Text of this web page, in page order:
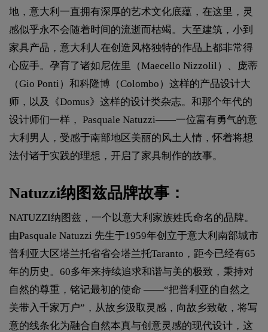
地，意大利一直拥有深厚的艺术文化底蕴，在这里，灵
感似乎永不会随着时间的流逝而枯竭。大至建筑，小到
家具产品，意大利人在创造风格独特的作品上都非常得
心应手。孕育了诸如尼佐里（Maecello Nizzolil）、庞蒂
（Gio Ponti）和科隆博（Colombo）这样的产品设计大
师，以及《Domus》这样的设计类杂志。和那个年代的
设计师们一样， Pasquale Natuzzi——一位富有勇气的意
大利男人，受感于南部地区美丽的风土人情，怀着将想
法付诸于实践的理想，开启了家具制作的故事。
Natuzzi纳图兹品牌故事：
NATUZZI纳图兹，一个以意大利家族姓氏命名的品牌。
由Pasquale Natuzzi 先生于1959年创立于意大利南部城市
普利亚大区塔兰托省省会塔兰托Taranto，距今已经有65
年的历史。60多年来持续追求和谐与美的极致，秉持对
自然的尊重，铭记最初的使命 ——“把普利亚的自然之
美带入千家万户”，从故乡汲取灵感，向故乡致敬，将写
意的线条化为融合自然本真与创意灵感的现代设计，这